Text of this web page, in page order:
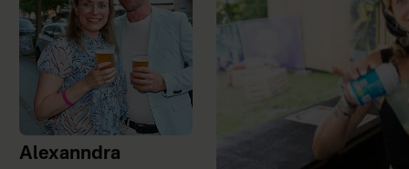
Alexanndra